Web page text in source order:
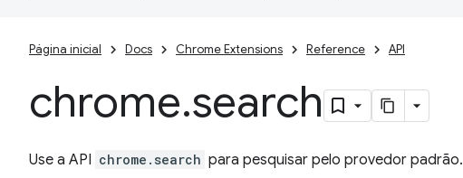
Página inicial Docs Chrome Extensions Reference API
chrome.search
Use a API chrome.search para pesquisar pelo provedor padrão.